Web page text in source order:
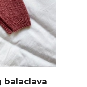
balaclava